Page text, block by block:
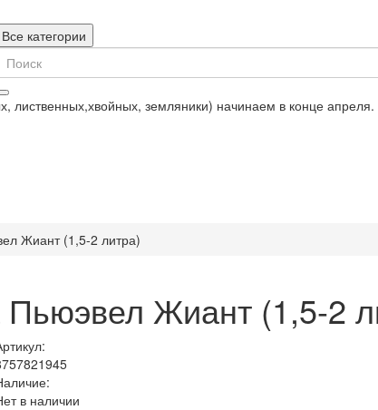
Все категории
лиственных,хвойных, земляники) начинаем в конце
Жиант (1,5-2 литра)
Жиант (1,5-2
в наличии